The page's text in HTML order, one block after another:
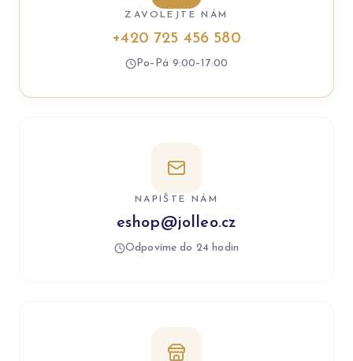
ZAVOLEJTE NÁM
+420 725 456 580
Po–Pá 9:00–17:00
NAPIŠTE NÁM
eshop@jolleo.cz
Odpovíme do 24 hodin